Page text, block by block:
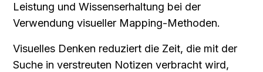
Leistung und Wissenserhaltung bei der
Verwendung visueller Mapping-Methoden.
Visuelles Denken reduziert die Zeit, die mit der
Suche in verstreuten Notizen verbracht wird,